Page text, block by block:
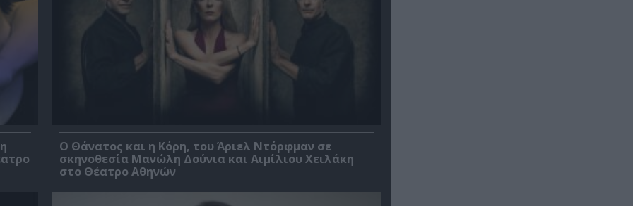
Ο Θάνατος και η Κόρη, του Άριελ Ντόρφμαν σε
σκηνοθεσία Μανώλη Δούνια και Αιμίλιου Χειλάκη
στο Θέατρο Αθηνών